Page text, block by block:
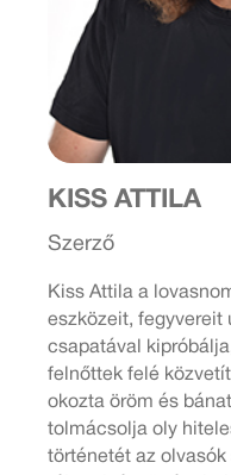
KISS ATTILA
Szerző
Kiss Attila a
eszközeit, fegyvereit
csapatával
felnőttek felé
okozta öröm és
tolmácsolja oly
történetét az